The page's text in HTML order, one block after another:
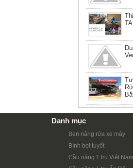
Danh mục
Ben nâng rửa xe máy
Bình bọt tuyết
Cầu nâng 1 trụ Việt Nam